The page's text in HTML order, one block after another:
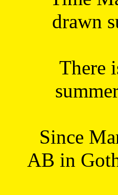
drawn
There
Since
AB in